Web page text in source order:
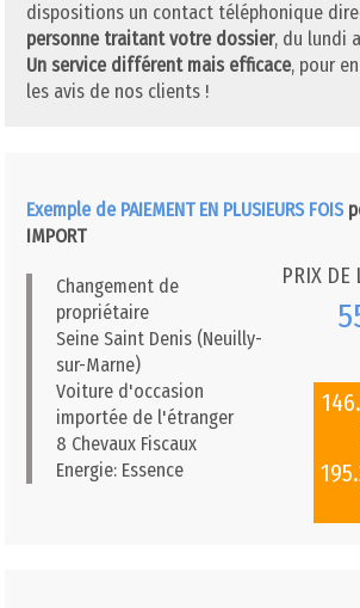
dispositions un contact téléphonique
personne traitant votre dossier, du lundi
Un service différent mais efficace, pour
les avis de nos clients !
Exemple de PAIEMENT EN PLUSIEURS FOIS
IMPORT
Changement de
propriétaire
Seine Saint Denis (Neuilly-
sur-Marne)
Voiture d'occasion
importée de l'étranger
8 Chevaux Fiscaux
Energie: Essence
PRIX DE